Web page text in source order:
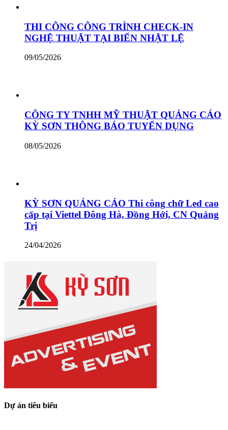
THI CÔNG CÔNG TRÌNH CHECK-IN
NGHỆ THUẬT TẠI BIỂN NHẬT LỆ
09/05/2026
CÔNG TY TNHH MỸ THUẬT QUẢNG CÁO
KỲ SƠN THÔNG BÁO TUYỂN DỤNG
08/05/2026
KỲ SƠN QUẢNG CÁO Thi công chữ Led cao
cấp tại Viettel Đông Hà, Đồng Hới, CN Quảng
Trị
24/04/2026
Dự án tiêu biểu